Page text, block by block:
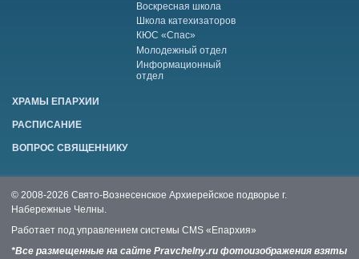
Воскресная школа
Школа катехизаторов
КЮС «Спас»
Молодежный отдел
Информационный
отдел
ХРАМЫ ЕПАРХИИ
РАСПИСАНИЕ
ВОПРОС СВЯЩЕННИКУ
© 2008-2026 Свято-Вознесенское Архиерейское подворье г.
Набережные Челны.
Работает под управлением системы CMS «Епархия»
*Все размещенные на сайте Pravchelny.ru фотоизображения взяты